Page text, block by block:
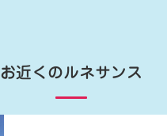
お近くのルネサンス